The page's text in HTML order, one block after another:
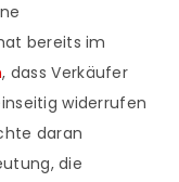
bereits im
, dass Verkäufer
widerrufen
daran
die